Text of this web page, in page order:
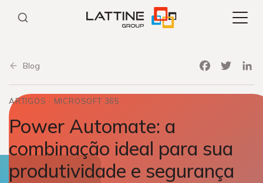
Blog
FacebookTwitter
ARTIGOS MICROSOFT 365
Power Automate: a
combinação ideal para sua
produtividade e segurança